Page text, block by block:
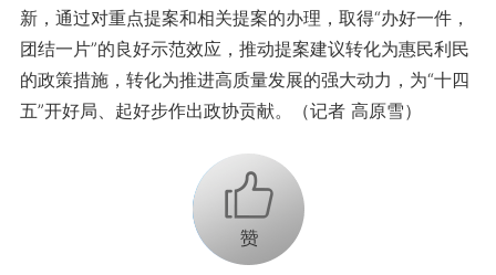
新，通过对重点提案和相关提案的办理，取得“办好一件，
团结一片”的良好示范效应，推动提案建议转化为惠民利民
的政策措施，转化为推进高质量发展的强大动力，为“十四
五”开好局、起好步作出政协贡献。（记者 高原雪）
+1